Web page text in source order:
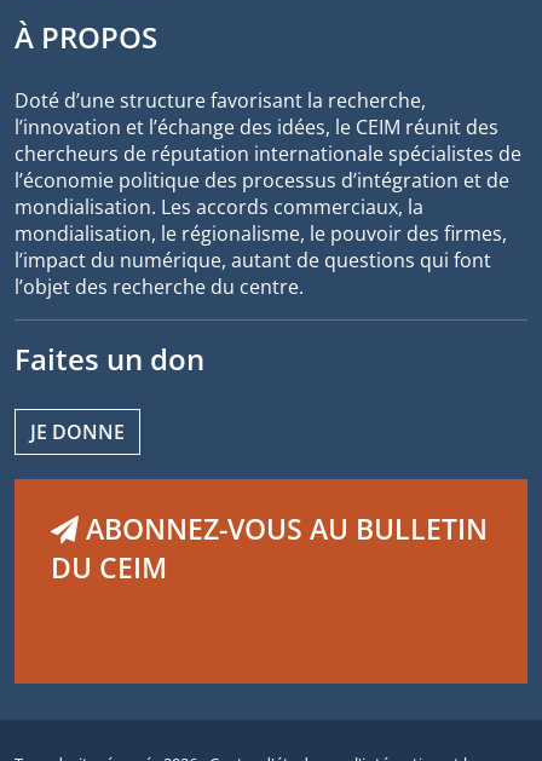
À PROPOS
Doté d’une structure favorisant la recherche,
l’innovation et l’échange des idées, le CEIM réunit des
chercheurs de réputation internationale spécialistes de
l’économie politique des processus d’intégration et de
mondialisation. Les accords commerciaux, la
mondialisation, le régionalisme, le pouvoir des firmes,
l’impact du numérique, autant de questions qui font
l’objet des recherche du centre.
Faites un don
JE DONNE
ABONNEZ-VOUS AU BULLETIN
DU CEIM